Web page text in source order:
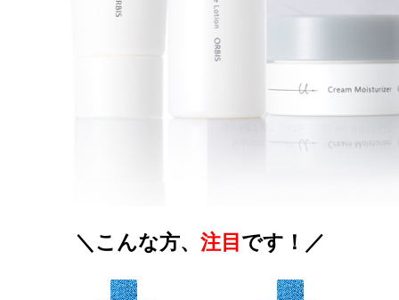
＼こんな方、 注目 です！／